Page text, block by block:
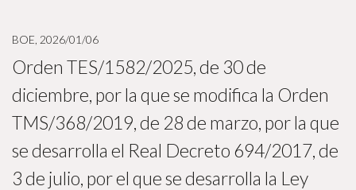
BOE, 2026/01/06
Orden TES/1582/2025, de 30 de
diciembre, por la que se modifica la Orden
TMS/368/2019, de 28 de marzo, por la que
se desarrolla el Real Decreto 694/2017, de
3 de julio, por el que se desarrolla la Ley